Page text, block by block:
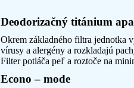
Deodorizačný titánium
Okrem základného filtra jednotka
vírusy a alergény a rozkladajú
Filter potláča peľ a roztoče na
Econo – mode